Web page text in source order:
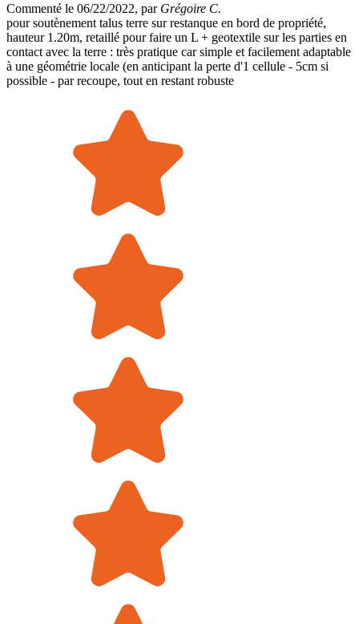
Commenté le 06/22/2022, par Grégoire C.
pour soutènement talus terre sur restanque en bord de propriété,
hauteur 1.20m, retaillé pour faire un L + geotextile sur les parties en
contact avec la terre : très pratique car simple et facilement adaptable
à une géométrie locale (en anticipant la perte d'1 cellule - 5cm si
possible - par recoupe, tout en restant robuste